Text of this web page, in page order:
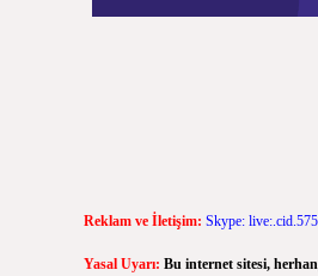
Reklam ve İletişim: Skype:
Yasal Uyarı: Bu internet sitesi,